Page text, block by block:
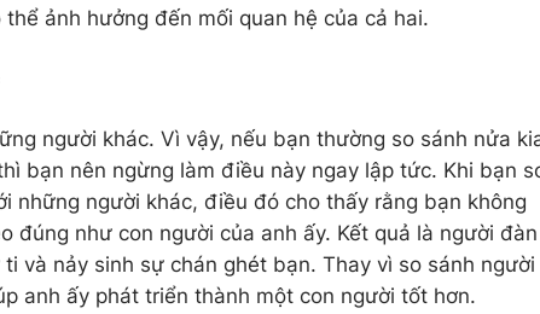
ảnh hưởng đến mối quan hệ của cả hai.
người khác. Vì vậy, nếu bạn thường so sánh nửa
bạn nên ngừng làm điều này ngay lập tức. Khi bạn
những người khác, điều đó cho thấy rằng bạn không
đúng như con người của anh ấy. Kết quả là người đàn
và nảy sinh sự chán ghét bạn. Thay vì so sánh người
anh ấy phát triển thành một con người tốt hơn.